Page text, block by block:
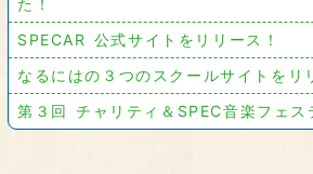
た！
SPECAR 公式サイトをリリース！
なるにはの３つのスクールサイトをリ
第３回 チャリティ＆SPEC音楽フェス